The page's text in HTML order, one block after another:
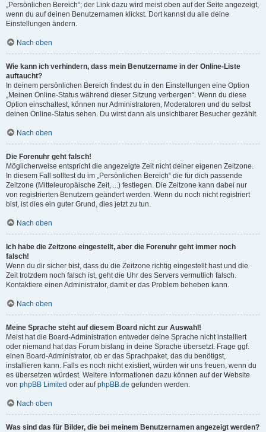
„Persönlichen Bereich“; der Link dazu wird meist oben auf der Seite angezeigt,
wenn du auf deinen Benutzernamen klickst. Dort kannst du alle deine
Einstellungen ändern.
Nach oben
Wie kann ich verhindern, dass mein Benutzername in der Online-Liste
auftaucht?
In deinem persönlichen Bereich findest du in den Einstellungen eine Option
„Meinen Online-Status während dieser Sitzung verbergen“. Wenn du diese
Option einschaltest, können nur Administratoren, Moderatoren und du selbst
deinen Online-Status sehen. Du wirst dann als unsichtbarer Besucher gezählt.
Nach oben
Die Forenuhr geht falsch!
Möglicherweise entspricht die angezeigte Zeit nicht deiner eigenen Zeitzone.
In diesem Fall solltest du im „Persönlichen Bereich“ die für dich passende
Zeitzone (Mitteleuropäische Zeit, ...) festlegen. Die Zeitzone kann dabei nur
von registrierten Benutzern geändert werden. Wenn du noch nicht registriert
bist, ist dies ein guter Grund, dies jetzt zu tun.
Nach oben
Ich habe die Zeitzone eingestellt, aber die Forenuhr geht immer noch
falsch!
Wenn du dir sicher bist, dass du die Zeitzone richtig eingestellt hast und die
Zeit trotzdem noch falsch ist, geht die Uhr des Servers vermutlich falsch.
Kontaktiere einen Administrator, damit er das Problem beheben kann.
Nach oben
Meine Sprache steht auf diesem Board nicht zur Auswahl!
Meist hat die Board-Administration entweder deine Sprache nicht installiert
oder niemand hat das Forum bislang in deine Sprache übersetzt. Frage ggf.
einen Board-Administrator, ob er das Sprachpaket, das du benötigst,
installieren kann. Falls es noch nicht existiert, würden wir uns freuen, wenn du
es übersetzen würdest. Weitere Informationen dazu können auf der Website
von phpBB Limited oder aufphpBB.de gefunden werden.
Nach oben
Was sind das für Bilder, die bei meinem Benutzernamen angezeigt werden?